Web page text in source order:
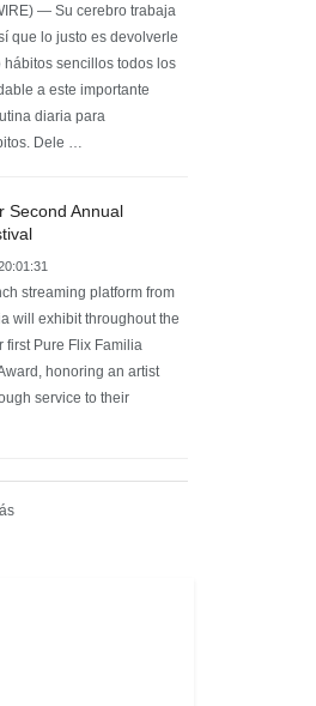
— Su cerebro trabaja
que lo justo es devolverle
sencillos todos los
a este importante
diaria para
Dele …
Second Annual
streaming platform from
will exhibit throughout the
first Pure Flix Familia
honoring an artist
service to their